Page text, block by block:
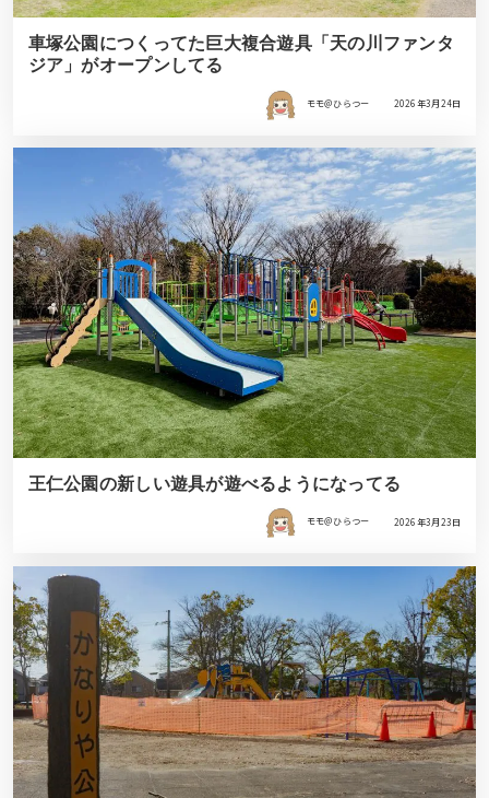
車塚公園につくってた巨大複合遊具「天の川ファンタ
ジア」がオープンしてる
モモ＠ひらつー 2026年3月24日
王仁公園の新しい遊具が遊べるようになってる
モモ＠ひらつー 2026年3月23日